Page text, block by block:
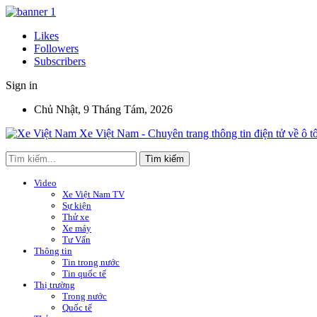
Likes
Followers
Subscribers
Sign in
Chủ Nhật, 9 Tháng Tám, 2026
Xe Việt Nam - Chuyên trang thông tin điện tử về ô
Video
Xe Việt Nam TV
Sự kiện
Thử xe
Xe máy
Tư Vấn
Thông tin
Tin trong nước
Tin quốc tế
Thị trường
Trong nước
Quốc tế